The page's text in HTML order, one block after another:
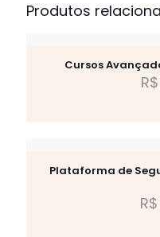
Produtos
Cursos
R$
Plataforma de
R$